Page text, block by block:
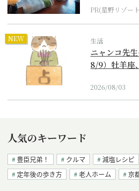
PR(星野リゾー
NEW 生活
ニャンコ先
8/9）牡羊座
2026/08/03
人気のキーワード
豊臣兄弟！ クルマ 減塩レシピ
定年後の歩き方
老人ホーム 京